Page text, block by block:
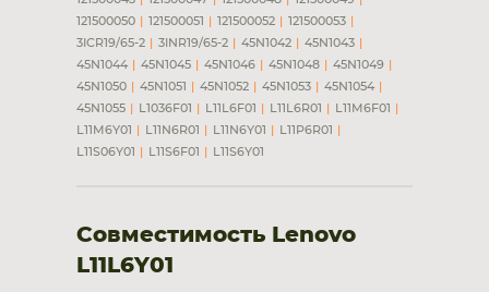
121500050
121500051 121500052
121500053
3ICR19/65-2
3INR19/65-2 45N1042
45N1043
45N1044
45N1045 45N1046 45N1048
45N1049
45N1050
45N1051 45N1052 45N1053
45N1054
45N1055
L1036F01 L11L6F01 L11L6R01
L11M6F01
L11M6Y01
L11N6R01 L11N6Y01
L11P6R01
L11S06Y01
L11S6F01 L11S6Y01
Совместимость Lenovo
L11L6Y01